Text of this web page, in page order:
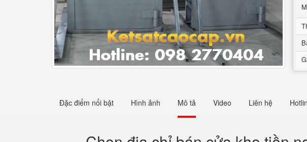
Đặc điểm nổi bật Hình ảnh Mô tả Video Liên hệ